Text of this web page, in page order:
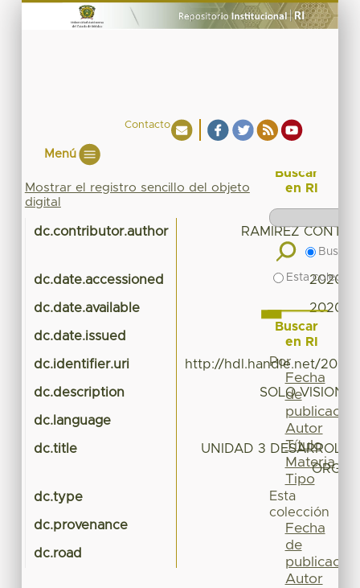
Contacto
Menú
Mostrar el registro sencillo del objeto
digital
dc.contributor.author
RAMIREZ
dc.date.accessioned 2020-
dc.date.available 2020-
dc.date.issued
dc.identifier.uri http://hdl.handle.net/
dc.description SOLO VISION
dc.language
dc.title
UNIDAD 3
dc.type
dc.provenance
dc.road
Buscar
en RI
Buscar
Esta
Buscar
en RI
Por
Fecha
de
publicación
Autor
Título
Materia
Tipo
Esta
colección
Fecha
de
publicación
Autor